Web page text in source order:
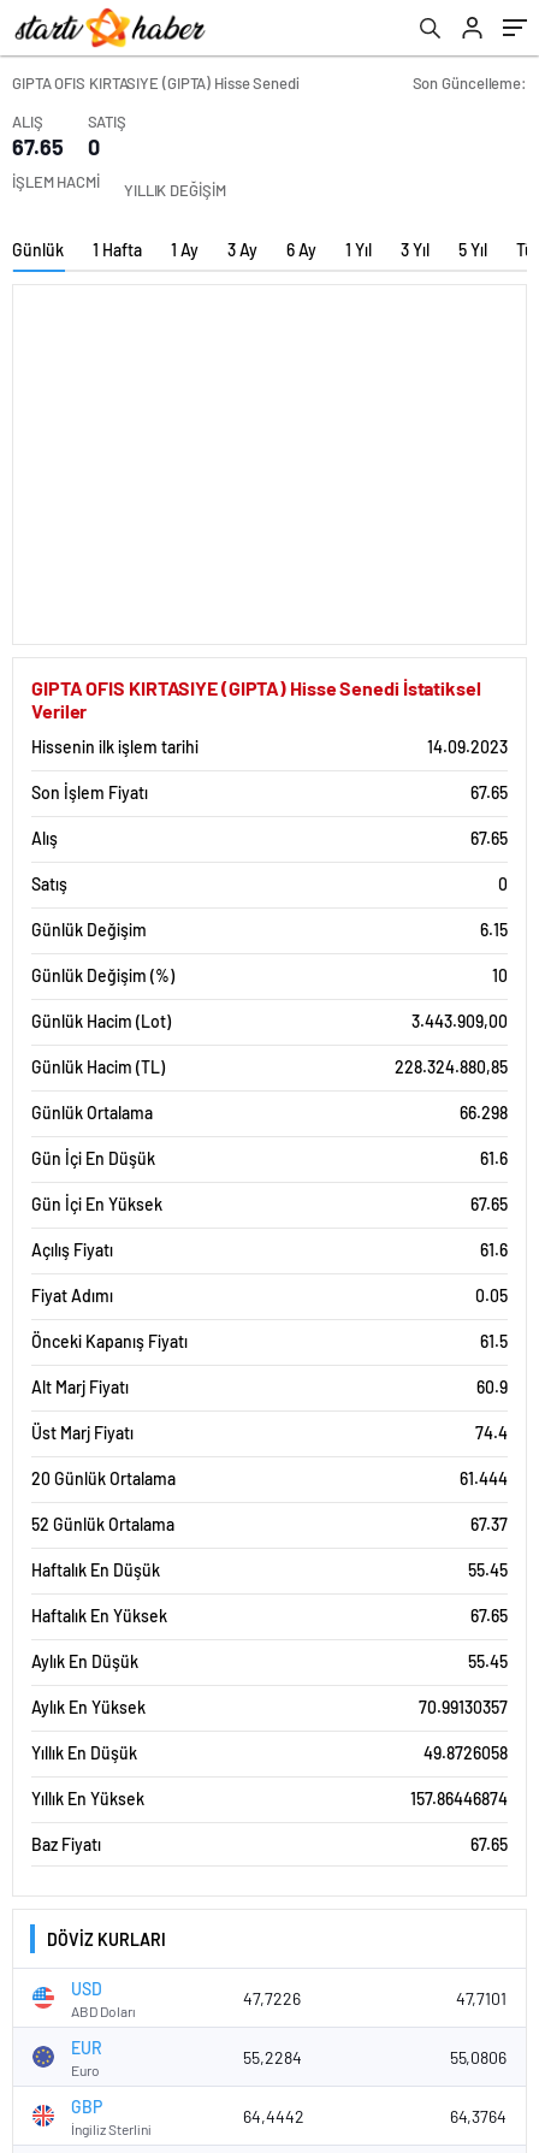
GIPTA OFIS KIRTASIYE (GIPTA) Hisse Senedi
Son Güncelleme:
ALIŞ
67.65
SATIŞ
0
İŞLEM HACMİ YILLIK DEĞİŞİM
Günlük 1 Hafta 1 Ay 3 Ay 6 Ay 1 Yıl 3 Yıl 5 Yıl
GIPTA OFIS KIRTASIYE (GIPTA) Hisse Senedi İstatiksel
Veriler
Hissenin ilk işlem tarihi 14.09.2023
Son İşlem Fiyatı 67.65
Alış 67.65
Satış 0
Günlük Değişim 6.15
Günlük Değişim (%) 10
Günlük Hacim (Lot) 3.443.909,00
Günlük Hacim (TL) 228.324.880,85
Günlük Ortalama 66.298
Gün İçi En Düşük 61.6
Gün İçi En Yüksek 67.65
Açılış Fiyatı 61.6
Fiyat Adımı 0.05
Önceki Kapanış Fiyatı 61.5
Alt Marj Fiyatı 60.9
Üst Marj Fiyatı 74.4
20 Günlük Ortalama 61.444
52 Günlük Ortalama 67.37
Haftalık En Düşük 55.45
Haftalık En Yüksek 67.65
Aylık En Düşük 55.45
Aylık En Yüksek 70.99130357
Yıllık En Düşük 49.8726058
Yıllık En Yüksek 157.86446874
Baz Fiyatı 67.65
DÖVİZ KURLARI
USD
ABD Doları
47,7226 47,7101
EUR
Euro
55,2284 55,0806
GBP
İngiliz Sterlini
64,4442 64,3764